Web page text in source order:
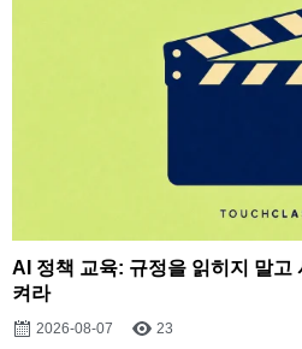
AI 정책 교육: 규정을 읽히지 말고
켜라
2026-08-07 23